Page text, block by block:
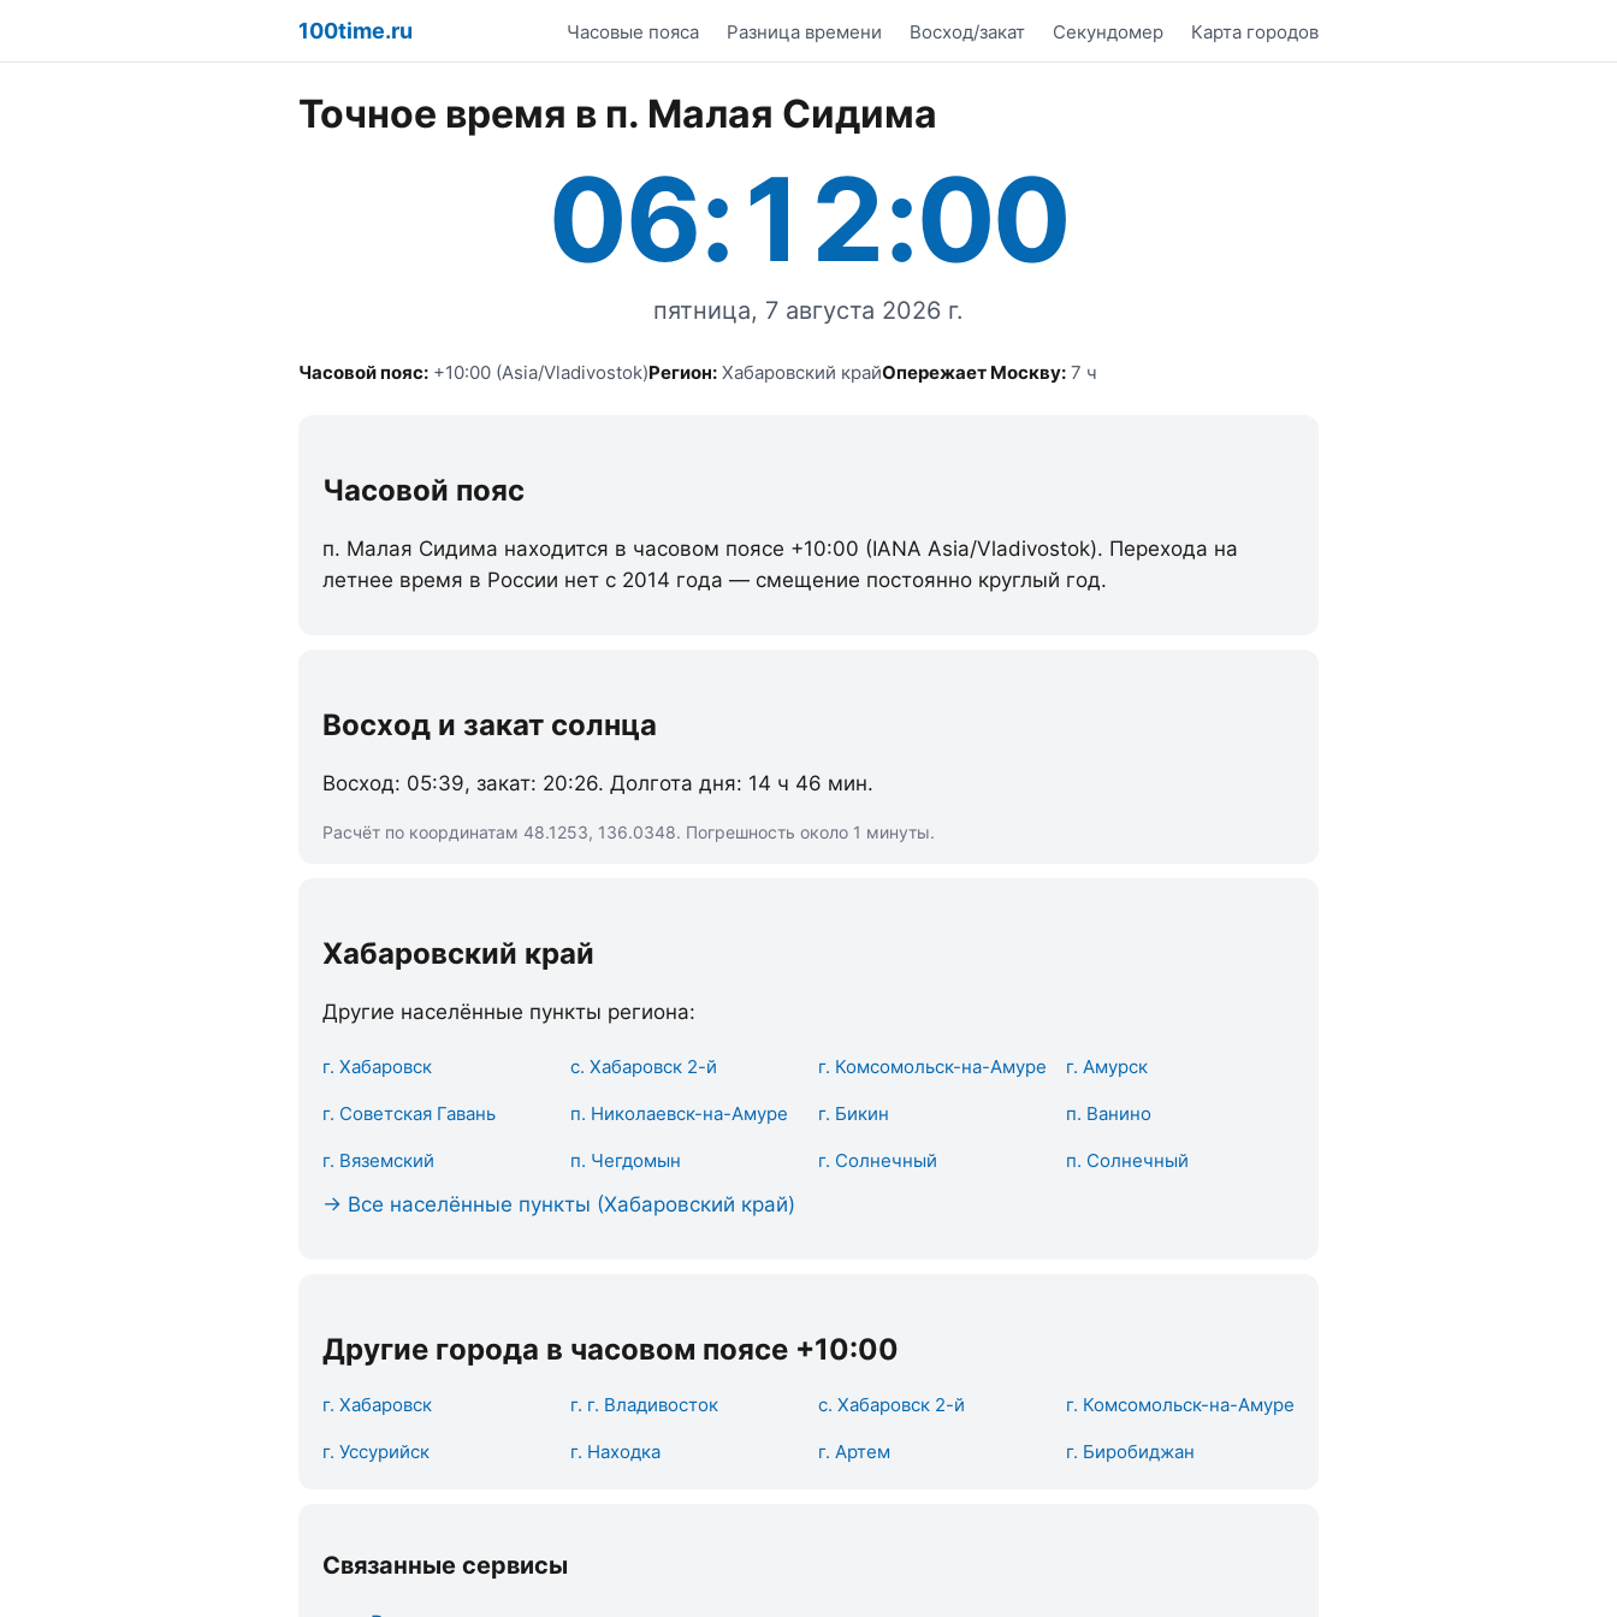
100time.ru Часовые пояса Разница времени Восход/закат Секундомер Карта городов
Точное время в п. Малая Сидима
06:12:00
пятница, 7 августа 2026 г.
Часовой пояс: +10:00 (Asia/Vladivostok)Регион: Хабаровский крайОпережает Москву: 7 ч
Часовой пояс
п. Малая Сидима находится в часовом поясе +10:00 (IANA Asia/Vladivostok). Перехода на
летнее время в России нет с 2014 года — смещение постоянно круглый год.
Восход и закат солнца
Восход: 05:39, закат: 20:26. Долгота дня: 14 ч 46 мин.
Расчёт по координатам 48.1253, 136.0348. Погрешность около 1 минуты.
Хабаровский край
Другие населённые пункты региона:
г. Хабаровск с. Хабаровск 2-й г. Комсомольск-на-Амуре г. Амурск
г. Советская Гавань п. Николаевск-на-Амуре г. Бикин п. Ванино
г. Вяземский п. Чегдомын г. Солнечный п. Солнечный
→ Все населённые пункты (Хабаровский край)
Другие города в часовом поясе +10:00
г. Хабаровск г. г. Владивосток с. Хабаровск 2-й г. Комсомольск-на-Амуре
г. Уссурийск г. Находка г. Артем г. Биробиджан
Связанные сервисы